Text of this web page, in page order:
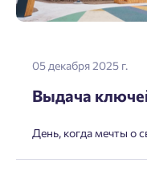
05 декабря 2025 г.
Выдача
День, когда мечты о